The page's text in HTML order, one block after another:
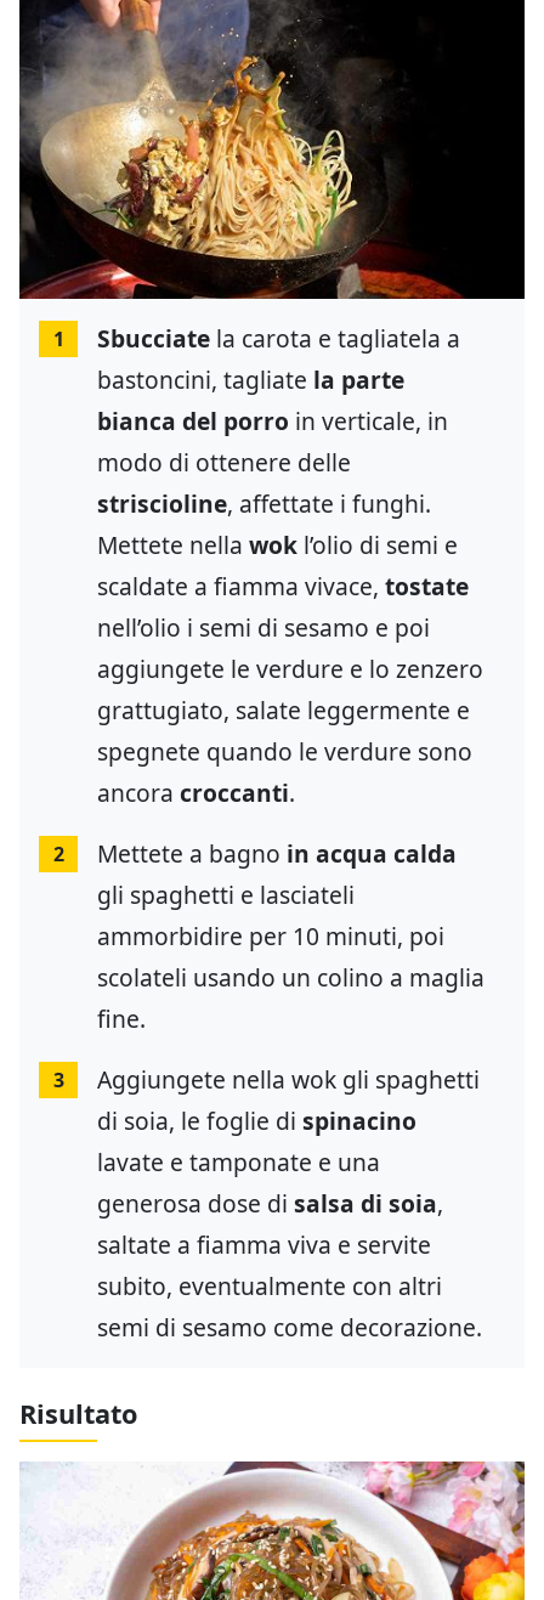
1 Sbucciate la carota e tagliatela a
bastoncini, tagliate la parte
bianca del porro in verticale, in
modo di ottenere delle
striscioline, affettate i funghi.
Mettete nella wok l’olio di semi e
scaldate a fiamma vivace, tostate
nell’olio i semi di sesamo e poi
aggiungete le verdure e lo zenzero
grattugiato, salate leggermente e
spegnete quando le verdure sono
ancora croccanti.
2 Mettete a bagno in acqua calda
gli spaghetti e lasciateli
ammorbidire per 10 minuti, poi
scolateli usando un colino a maglia
fine.
3
Aggiungete nella wok gli spaghetti
di soia, le foglie di spinacino
lavate e tamponate e una
generosa dose di salsa di soia,
saltate a fiamma viva e servite
subito, eventualmente con altri
semi di sesamo come decorazione.
Risultato